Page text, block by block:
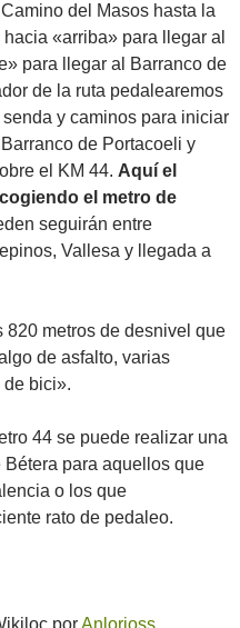
del Masos hasta la
«arriba» para llegar al
para llegar al Barranco de
de la ruta pedalearemos
y caminos para iniciar
de Portacoeli y
el KM 44. Aquí el
el metro de
seguirán entre
Vallesa y llegada a
820 metros de desnivel que
de asfalto, varias
bici».
44 se puede realizar una
para aquellos que
o los que
rato de pedaleo.
porAnlorioss.